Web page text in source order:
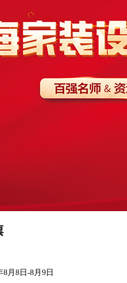
8月8日-8月9日